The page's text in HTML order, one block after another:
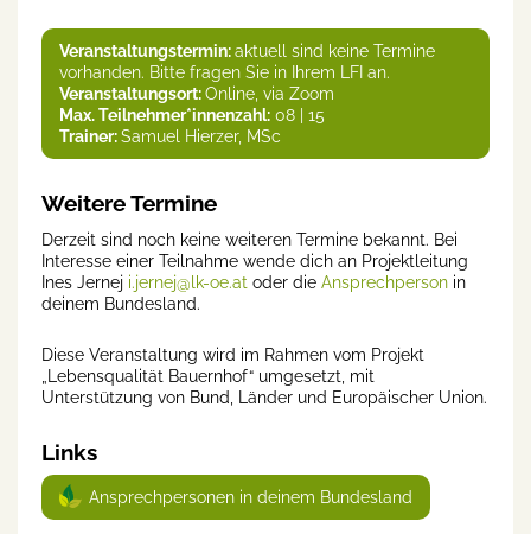
Veranstaltungstermin:aktuell sind keine Termine
vorhanden. Bitte fragen Sie in Ihrem LFI an.
Veranstaltungsort:Online, via Zoom
Max. Teilnehmer*innenzahl: 08 | 15
Trainer:Samuel Hierzer, MSc
Weitere Termine
Derzeit sind noch keine weiteren Termine bekannt. Bei
Interesse einer Teilnahme wende dich an Projektleitung
Ines Jernej i.jernej@lk-oe.at oder die Ansprechperson in
deinem Bundesland.
Diese Veranstaltung wird im Rahmen vom Projekt
„Lebensqualität Bauernhof“ umgesetzt, mit
Unterstützung von Bund, Länder und Europäischer Union.
Links
Ansprechpersonen in deinem Bundesland